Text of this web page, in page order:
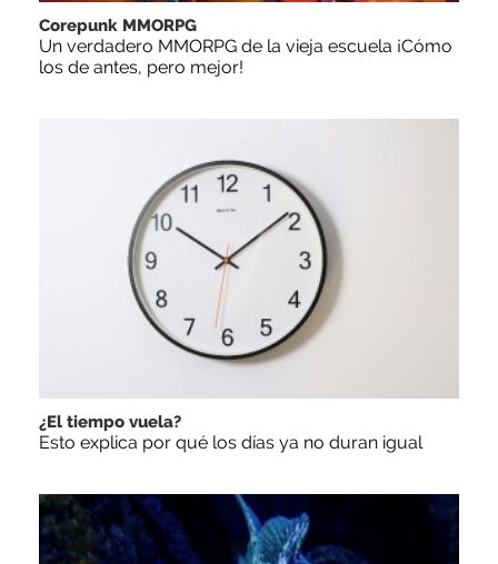
Corepunk MMORPG
Un verdadero MMORPG de la vieja escuela ¡Cómo
los de antes, pero mejor!
¿El tiempo vuela?
Esto explica por qué los días ya no duran igual